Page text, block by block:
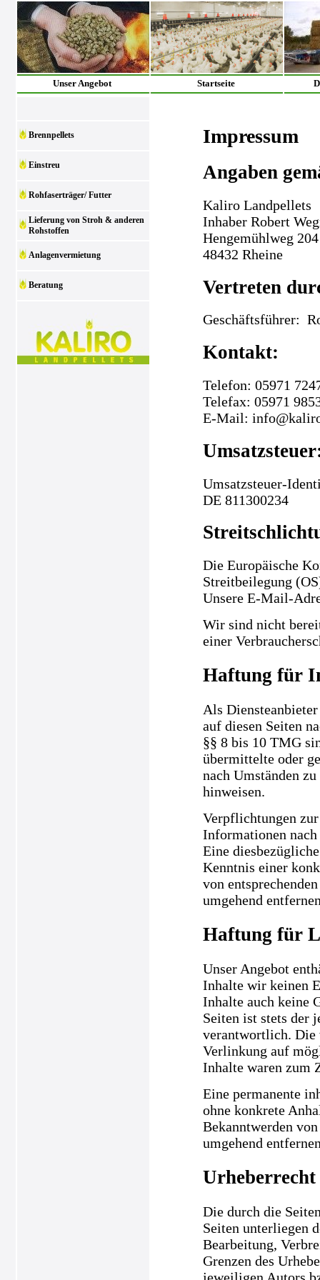
Unser Angebot Startseite
Brennpellets
Einstreu
Rohfaserträger/ Futter
Lieferung von Stroh & anderen
Rohstoffen
Anlagenvermietung
Beratung
Impressum
Angaben
Kaliro Landpellets
Inhaber Robert
Hengemühlweg 204
48432 Rheine
Vertreten
Geschäftsführer:
Kontakt:
Telefon: 05971
Telefax: 05971
E-Mail:
Umsatzsteuer-
DE 811300234
Die Europäische
Streitbeilegung
Unsere E-Mail-
Wir sind nicht
einer
Haftung für
Als
auf diesen Seiten
§§ 8 bis 10 TMG
übermittelte oder
nach Umständen
hinweisen.
Verpflichtungen
Informationen
Eine
Kenntnis einer
von
umgehend
Haftung für
Unser Angebot
Inhalte wir keinen
Inhalte auch keine
Seiten ist stets der
verantwortlich. Die
Verlinkung auf
Inhalte waren zum
Eine permanente
ohne konkrete
Bekanntwerden
umgehend
Urheberrecht
Die durch die
Seiten unterliegen
Bearbeitung,
Grenzen des